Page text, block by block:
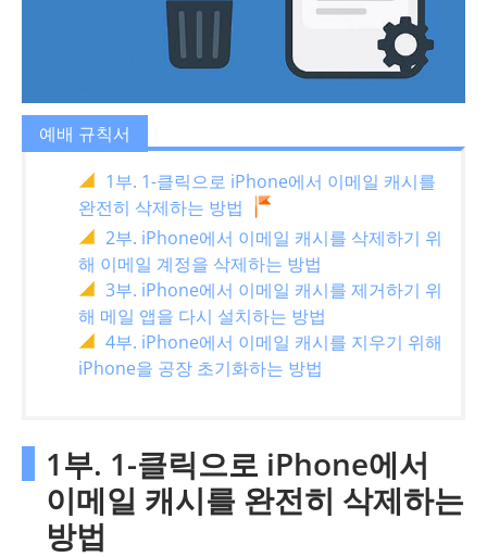
예배 규칙서
1부. 1-클릭으로 iPhone에서 이메일 캐시를
완전히 삭제하는 방법
2부. iPhone에서 이메일 캐시를 삭제하기 위
해 이메일 계정을 삭제하는 방법
3부. iPhone에서 이메일 캐시를 제거하기 위
해 메일 앱을 다시 설치하는 방법
4부. iPhone에서 이메일 캐시를 지우기 위해
iPhone을 공장 초기화하는 방법
1부. 1-클릭으로 iPhone에서
이메일 캐시를 완전히 삭제하는
방법